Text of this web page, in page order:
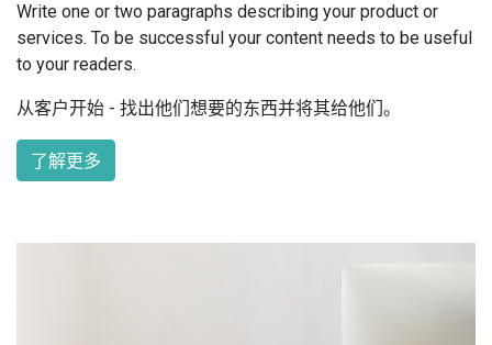
Write one or two paragraphs describing your product or
services. To be successful your content needs to be useful
to your readers.
从客户开始 - 找出他们想要的东西并将其给他们。
了解更多